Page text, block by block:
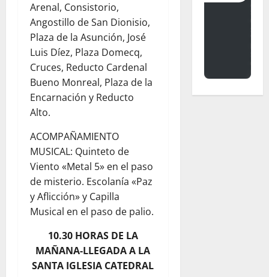
Arenal, Consistorio,
Angostillo de San Dionisio,
Plaza de la Asunción, José
Luis Díez, Plaza Domecq,
Cruces, Reducto Cardenal
Bueno Monreal, Plaza de la
Encarnación y Reducto
Alto.
ACOMPAÑAMIENTO
MUSICAL: Quinteto de
Viento «Metal 5» en el paso
de misterio. Escolanía «Paz
y Aflicción» y Capilla
Musical en el paso de palio.
10.30 HORAS DE LA
MAÑANA-LLEGADA A LA
SANTA IGLESIA CATEDRAL